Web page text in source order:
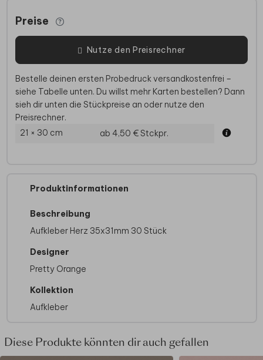
Preise
Nutze den Preisrechner
Bestelle deinen ersten Probedruck versandkostenfrei –
siehe Tabelle unten. Du willst mehr Karten bestellen? Dann
sieh dir unten die Stückpreise an oder nutze den
Preisrechner.
21 × 30 cm
ab 4,50 €Stckpr.
Produktinformationen
Beschreibung
Aufkleber Herz 35x31mm 30 Stück
Designer
Pretty Orange
Kollektion
Aufkleber
Diese Produkte könnten dir auch gefallen